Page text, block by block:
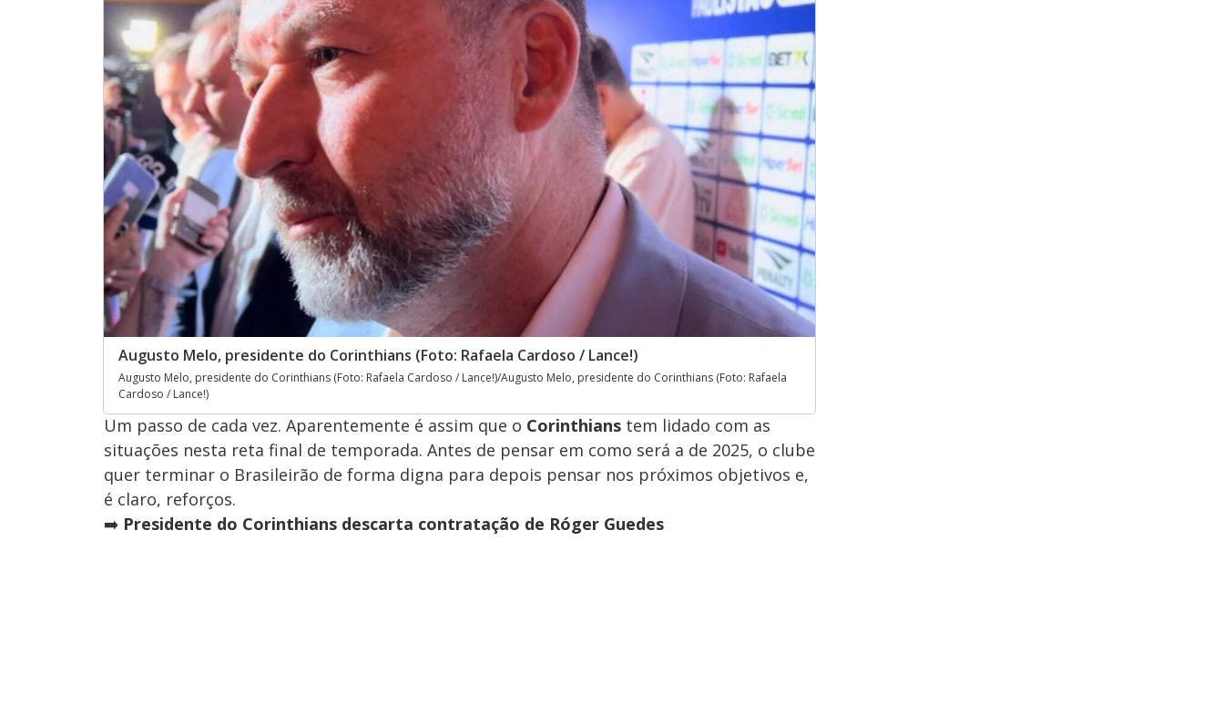
Augusto Melo, presidente do Corinthians (Foto: Rafaela Cardoso / Lance!)
Augusto Melo, presidente do Corinthians (Foto: Rafaela Cardoso / Lance!)/Augusto Melo, presidente do Corinthians (Foto: Rafaela
Cardoso / Lance!)
Um passo de cada vez. Aparentemente é assim que o Corinthians tem lidado com as
situações nesta reta final de temporada. Antes de pensar em como será a de 2025, o clube
quer terminar o Brasileirão de forma digna para depois pensar nos próximos objetivos e,
é claro, reforços.
➡️ Presidente do Corinthians descarta contratação de Róger Guedes